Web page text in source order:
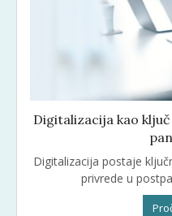
Digitalizacija kao
Digitalizacija postaje
privrede u